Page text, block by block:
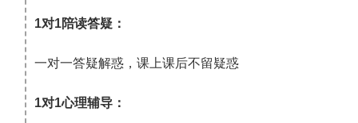
1对1陪读答疑：
一对一答疑解惑，课上课后不留疑惑
1对1心理辅导：